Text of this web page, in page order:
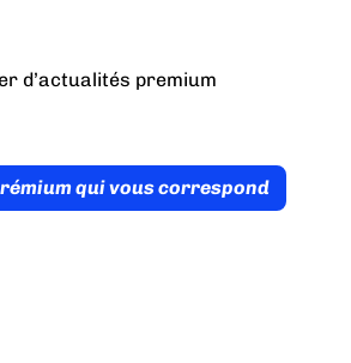
d’actualités premium
qui vous correspond